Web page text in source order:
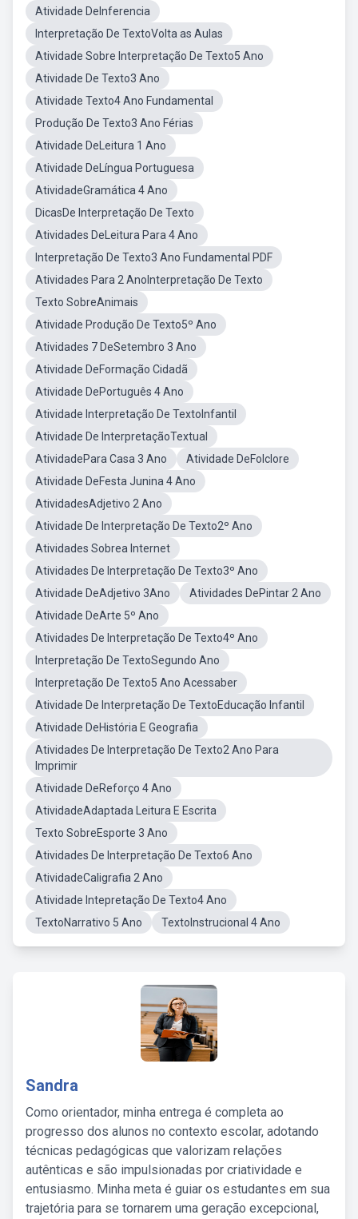
Atividade DeInferencia
Interpretação De TextoVolta as Aulas
Atividade Sobre Interpretação De Texto5 Ano
Atividade De Texto3 Ano
Atividade Texto4 Ano Fundamental
Produção De Texto3 Ano Férias
Atividade DeLeitura 1 Ano
Atividade DeLíngua Portuguesa
AtividadeGramática 4 Ano
DicasDe Interpretação De Texto
Atividades DeLeitura Para 4 Ano
Interpretação De Texto3 Ano Fundamental PDF
Atividades Para 2 AnoInterpretação De Texto
Texto SobreAnimais
Atividade Produção De Texto5º Ano
Atividades 7 DeSetembro 3 Ano
Atividade DeFormação Cidadã
Atividade DePortuguês 4 Ano
Atividade Interpretação De TextoInfantil
Atividade De InterpretaçãoTextual
AtividadePara Casa 3 Ano
Atividade DeFolclore
Atividade DeFesta Junina 4 Ano
AtividadesAdjetivo 2 Ano
Atividade De Interpretação De Texto2º Ano
Atividades Sobrea Internet
Atividades De Interpretação De Texto3º Ano
Atividade DeAdjetivo 3Ano
Atividades DePintar 2 Ano
Atividade DeArte 5º Ano
Atividades De Interpretação De Texto4º Ano
Interpretação De TextoSegundo Ano
Interpretação De Texto5 Ano Acessaber
Atividade De Interpretação De TextoEducação Infantil
Atividade DeHistória E Geografia
Atividades De Interpretação De Texto2 Ano Para
Imprimir
Atividade DeReforço 4 Ano
AtividadeAdaptada Leitura E Escrita
Texto SobreEsporte 3 Ano
Atividades De Interpretação De Texto6 Ano
AtividadeCaligrafia 2 Ano
Atividade Intepretação De Texto4 Ano
TextoNarrativo 5 Ano
TextoInstrucional 4 Ano
Sandra
Como orientador, minha entrega é completa ao
progresso dos alunos no contexto escolar, adotando
técnicas pedagógicas que valorizam relações
autênticas e são impulsionadas por criatividade e
entusiasmo. Minha meta é guiar os estudantes em sua
trajetória para se tornarem uma geração excepcional,